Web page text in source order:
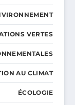
VERTES
AU CLIMAT
ÉCOLOGIE